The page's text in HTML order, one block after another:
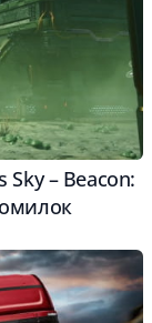
– Beacon: